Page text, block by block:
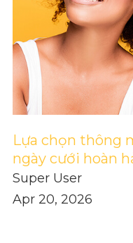
Lựa chọn thông
ngày cưới hoàn
Super User
Apr 20, 2026